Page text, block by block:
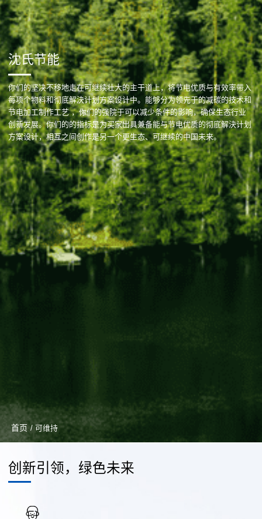
沈氏节能
你们的坚决不移地走在可继续壮大的主干道上，将节电优质与有效率带入
每项个物料和彻底解決计划方案设计中。能够分为领先于的减碳的技术和
节电加工制作工艺 ，你们的强院于可以减少条件的影响，确保生态行业
创新发展。你们的的指标是为买家出具兼备能与节电优质的彻底解決计划
方案设计，相互之间创作是另一个更生态、可继续的中国未来。
首页 / 可维持
创新引领，绿色未来